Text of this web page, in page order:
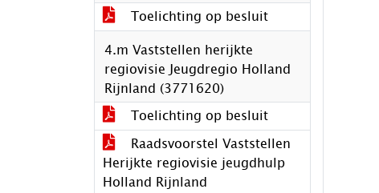
Toelichting op besluit
4.m Vaststellen herijkte
regiovisie Jeugdregio Holland
Rijnland (3771620)
Toelichting op besluit
Raadsvoorstel Vaststellen
Herijkte regiovisie jeugdhulp
Holland Rijnland